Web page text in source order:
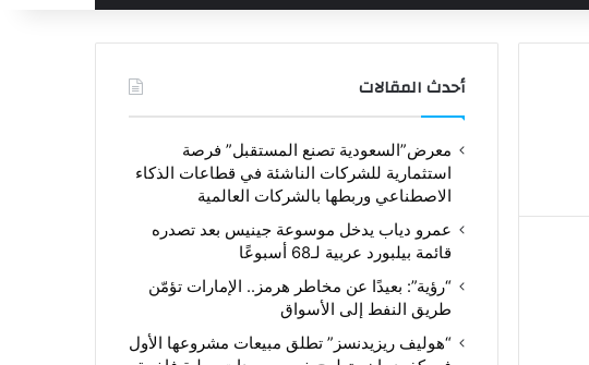
أحدث المقالات
معرض”السعودية تصنع المستقبل” فرصة
استثمارية للشركات الناشئة في قطاعات الذكاء
الاصطناعي وربطها بالشركات العالمية
عمرو دياب يدخل موسوعة جينيس بعد تصدره
قائمة بيلبورد عربية لـ68 أسبوعًا
“رؤية”: بعيدًا عن مخاطر هرمز.. الإمارات تؤمّن
طريق النفط إلى الأسواق
“هوليف ريزيدنسز” تطلق مبيعات مشروعها الأول